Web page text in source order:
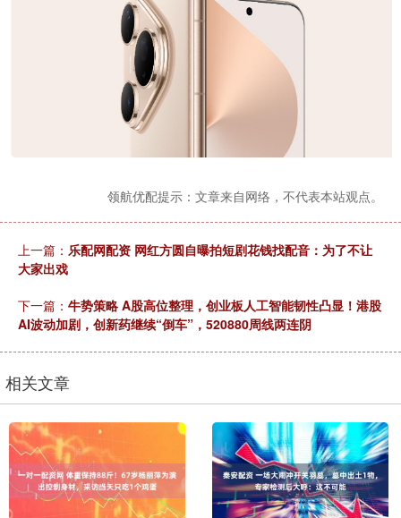
领航优配提示：文章来自网络，不代表本站观点。
上一篇： 乐配网配资 网红方圆自曝拍短剧花钱找配音：为了不让
大家出戏
下一篇： 牛势策略 A股高位整理，创业板人工智能韧性凸显！港股
AI波动加剧，创新药继续“倒车”，520880周线两连阴
相关文章